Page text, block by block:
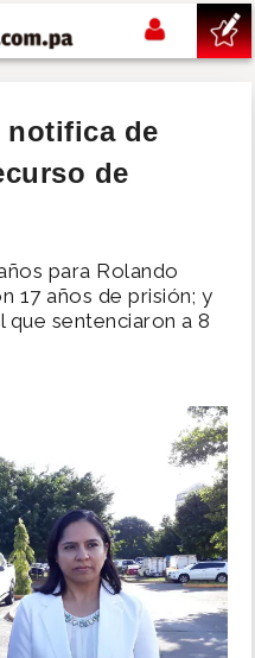
notifica de
de
para Rolando
17 años de prisión; y
que sentenciaron a 8